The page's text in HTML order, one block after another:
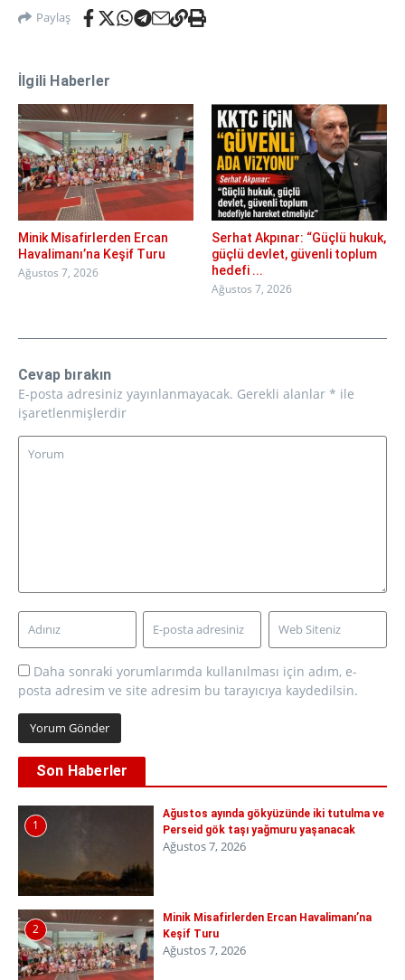
Paylaş
İlgili Haberler
Minik Misafirlerden Ercan
Havalimanı’na Keşif Turu
Ağustos 7, 2026
Serhat Akpınar: “Güçlü hukuk,
güçlü devlet, güvenli toplum
hedefi ...
Ağustos 7, 2026
Cevap bırakın
E-posta adresiniz yayınlanmayacak. Gerekli alanlar * ile
işaretlenmişlerdir
Daha sonraki yorumlarımda kullanılması için adım, e-
posta adresim ve site adresim bu tarayıcıya kaydedilsin.
Son Haberler
1
Ağustos ayında gökyüzünde iki tutulma ve
Perseid gök taşı yağmuru yaşanacak
Ağustos 7, 2026
2
Minik Misafirlerden Ercan Havalimanı’na
Keşif Turu
Ağustos 7, 2026